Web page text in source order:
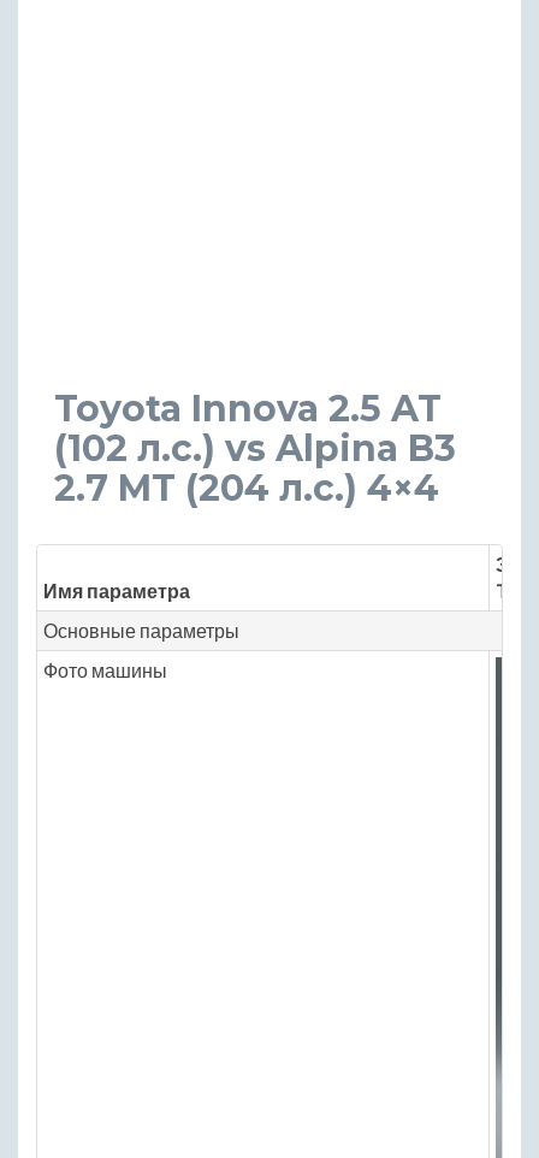
Toyota Innova 2.5 AT
(102 л.с.) vs Alpina B3
2.7 MT (204 л.с.) 4×4
Имя параметра
Основные параметры
Фото машины